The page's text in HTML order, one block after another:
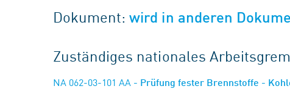
Dokument:wird in anderen
Zuständiges nationales
NA 062-03-101 AA - Prüfung fester Brennstoffe -